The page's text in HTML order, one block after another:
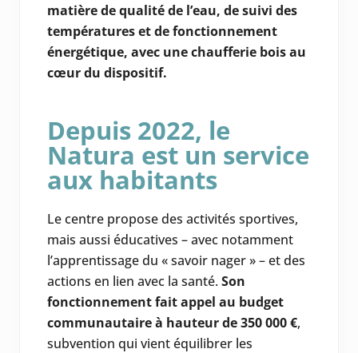
matière de qualité de l’eau, de suivi des
températures et de fonctionnement
énergétique, avec une chaufferie bois au
cœur du dispositif.
Depuis 2022, le
Natura est un service
aux habitants
Le centre propose des activités sportives,
mais aussi éducatives – avec notamment
l’apprentissage du « savoir nager » – et des
actions en lien avec la santé. Son
fonctionnement fait appel au budget
communautaire à hauteur de 350 000 €,
subvention qui vient équilibrer les